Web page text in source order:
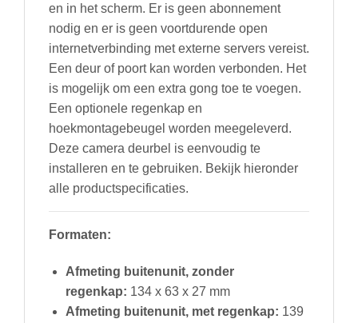
en in het scherm. Er is geen abonnement
nodig en er is geen voortdurende open
internetverbinding met externe servers vereist.
Een deur of poort kan worden verbonden. Het
is mogelijk om een extra gong toe te voegen.
Een optionele regenkap en
hoekmontagebeugel worden meegeleverd.
Deze camera deurbel is eenvoudig te
installeren en te gebruiken. Bekijk hieronder
alle productspecificaties.
Formaten:
Afmeting buitenunit, zonder
regenkap: 134 x 63 x 27 mm
Afmeting buitenunit, met regenkap: 139